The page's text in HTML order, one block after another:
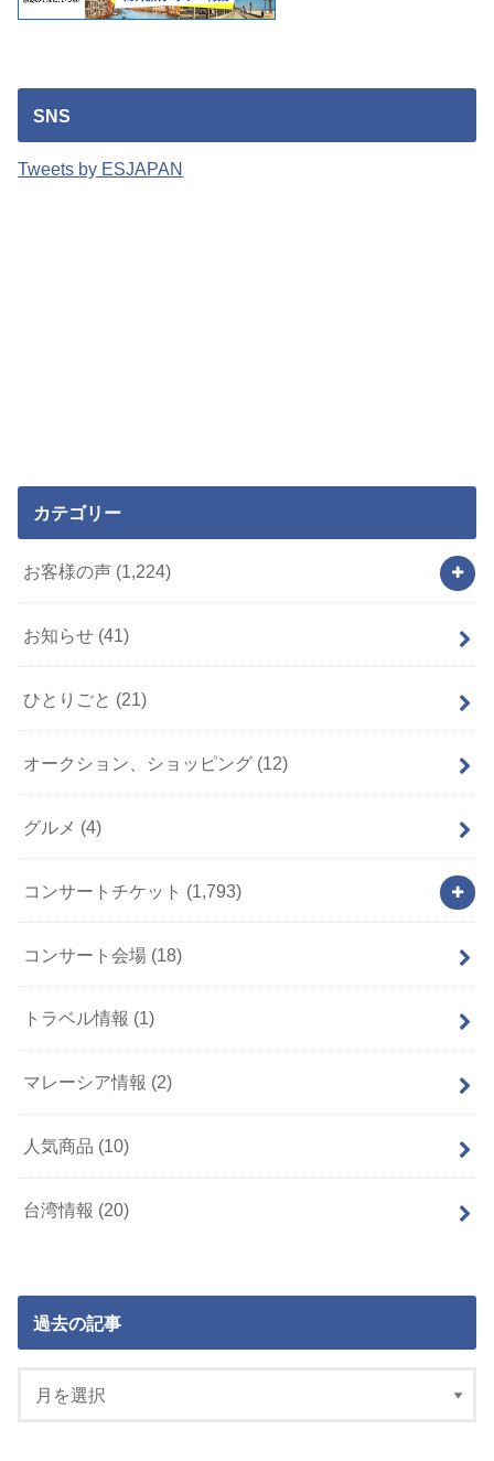
SNS
Tweets by ESJAPAN
カテゴリー
お客様の声 (1,224)
お知らせ (41)
ひとりごと (21)
オークション、ショッピング (12)
グルメ (4)
コンサートチケット (1,793)
コンサート会場 (18)
トラベル情報 (1)
マレーシア情報 (2)
人気商品 (10)
台湾情報 (20)
過去の記事